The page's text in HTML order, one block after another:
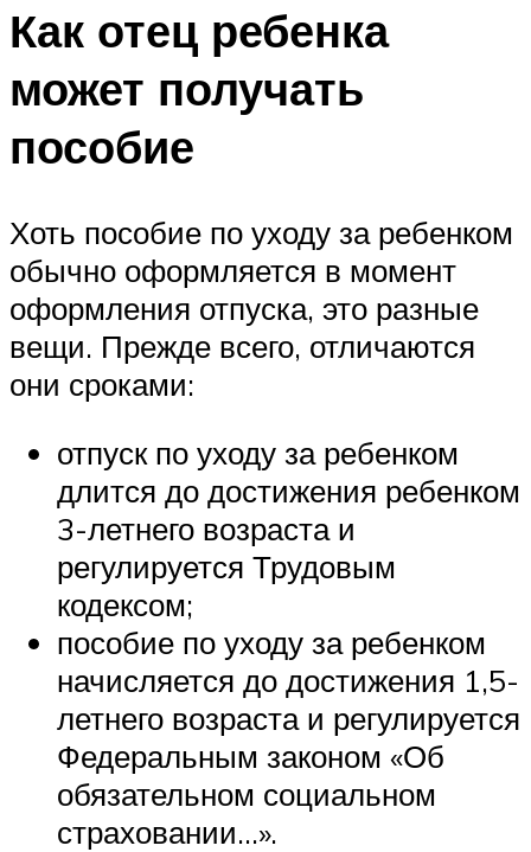
Как отец ребенка
может получать
пособие
Хоть пособие по уходу за ребенком
обычно оформляется в момент
оформления отпуска, это разные
вещи. Прежде всего, отличаются
они сроками:
отпуск по уходу за ребенком
длится до достижения ребенком
3-летнего возраста и
регулируется Трудовым
кодексом;
пособие по уходу за ребенком
начисляется до достижения 1,5-
летнего возраста и регулируется
Федеральным законом «Об
обязательном социальном
страховании…».